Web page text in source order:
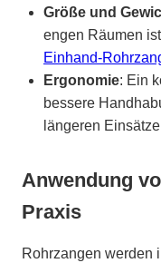
Größe und
engen Räumen
Einhand-
Ergonomie: Ein
bessere
längeren
Anwendung
Praxis
Rohrzangen werden